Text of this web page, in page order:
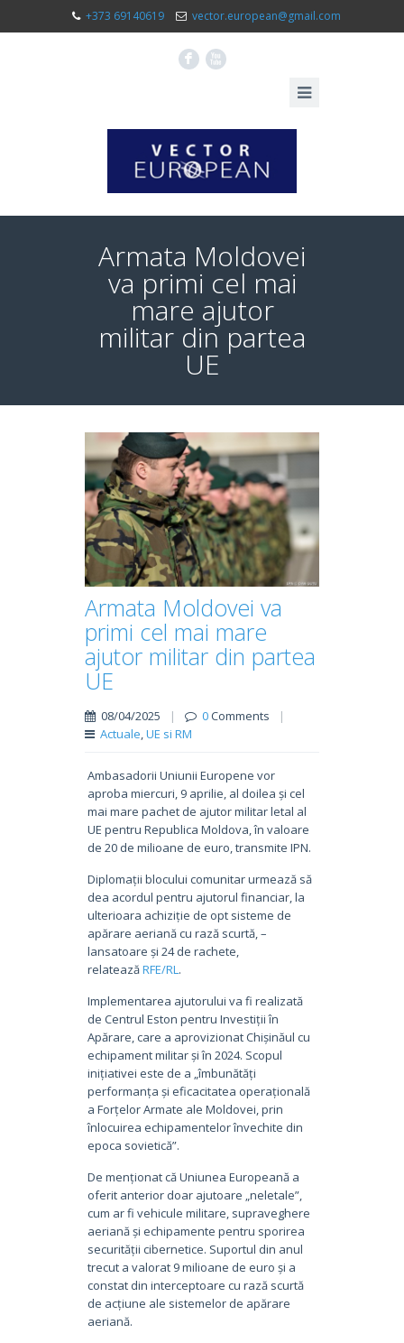
+373 69140619 vector.european@gmail.com
F X
Armata Moldovei
va primi cel mai
mare ajutor
militar din partea
UE
Armata Moldovei va
primi cel mai mare
ajutor militar din partea
UE
08/04/2025 | 0Comments
|
Actuale,UE si RM
Ambasadorii Uniunii Europene vor
aproba miercuri, 9 aprilie, al doilea și cel
mai mare pachet de ajutor militar letal al
UE pentru Republica Moldova, în valoare
de 20 de milioane de euro, transmite IPN.
Diplomații blocului comunitar urmează să
dea acordul pentru ajutorul financiar, la
ulterioara achiziție de opt sisteme de
apărare aeriană cu rază scurtă, –
lansatoare și 24 de rachete,
relateazăRFE/RL.
Implementarea ajutorului va fi realizată
de Centrul Eston pentru Investiții în
Apărare, care a aprovizionat Chișinăul cu
echipament militar și în 2024. Scopul
inițiativei este de a „îmbunătăți
performanța și eficacitatea operațională
a Forțelor Armate ale Moldovei, prin
înlocuirea echipamentelor învechite din
epoca sovietică”.
De menționat că Uniunea Europeană a
oferit anterior doar ajutoare „neletale”,
cum ar fi vehicule militare, supraveghere
aeriană și echipamente pentru sporirea
securității cibernetice. Suportul din anul
trecut a valorat 9 milioane de euro și a
constat din interceptoare cu rază scurtă
de acțiune ale sistemelor de apărare
aeriană.